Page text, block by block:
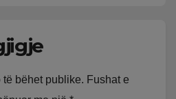
të bëhet publike. Fushat e